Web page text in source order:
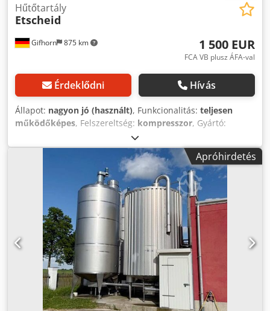
Gifhorn 875 km
Hűtőtartály
Etscheid
1 500 EUR
FCA VB plusz ÁFA-val
Érdeklődni Hívás
Állapot: nagyon jó (használt), Funkcionalitás: teljesen
működőképes, Felszereltség: kompresszor, Gyártó:
ETSCHEID Tartalom: 1500 l Keverővel felszerelve Beépített
tisztítóegységgel (CIP) Dwsdpfxoxb D Huo Apcsa
Hűtőberendezéssel együtt Állapot: nagyon jó Apróhirdetés